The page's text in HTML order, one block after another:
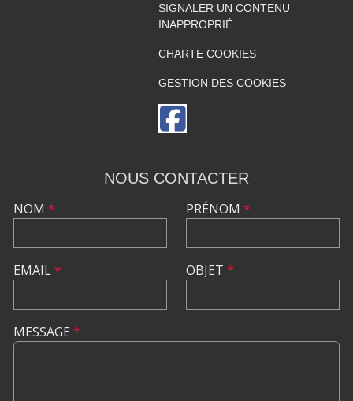
SIGNALER UN CONTENU
INAPPROPRIÉ
CHARTE COOKIES
GESTION DES COOKIES
NOUS CONTACTER
NOM *
EMAIL*
PRÉNOM *
OBJET *
MESSAGE *